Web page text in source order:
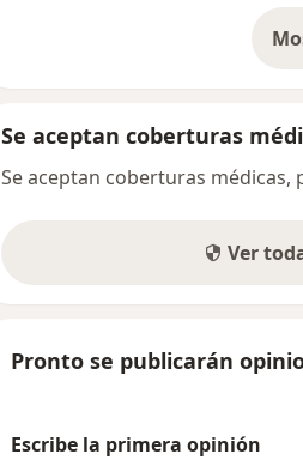
Se aceptan coberturas
Se aceptan coberturas médicas,
Ver
Pronto se publicarán
Escribe la primera opinión